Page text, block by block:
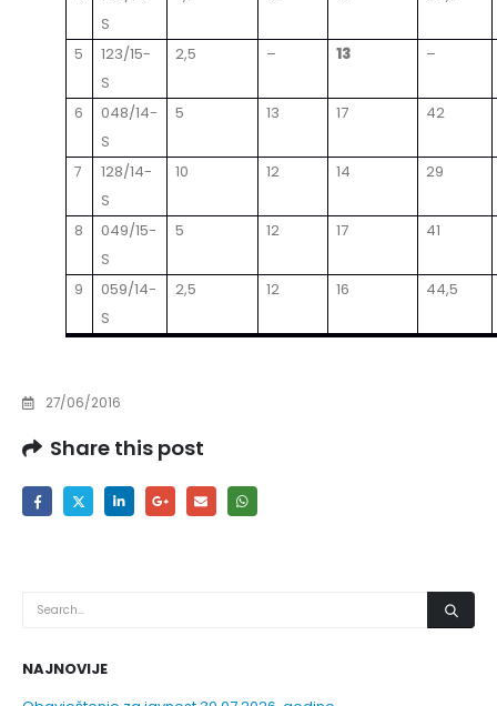
S
5
123/15-
S
2,5 – 13 –
6
048/14-
S
5 13 17 42
7
128/14-
S
10 12 14 29
8
049/15-
S
5 12 17 41
9
059/14-
S
2,5 12 16 44,5
27/06/2016
Share this post
NAJNOVIJE